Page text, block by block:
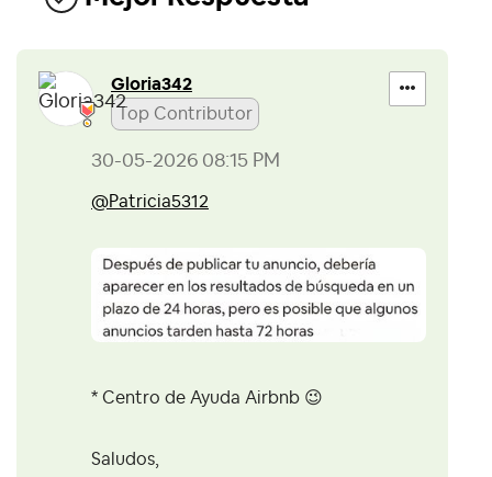
Gloria342
Top Contributor
‎30-05-2026 08:15 PM
@Patricia5312
* Centro de Ayuda Airbnb 😉
Saludos,